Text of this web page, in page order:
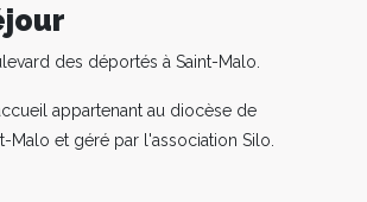
des déportés à Saint-Malo.
appartenant au diocèse de
Malo et géré par l'association Silo.